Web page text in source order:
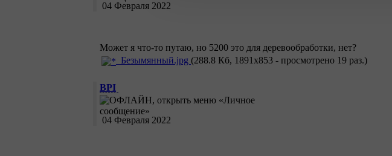
04 Февраля 2022
Может я что-то путаю, но 5200 это для деревообработки, нет?
Безымянный.jpg (288.8 Кб, 1891x853 - просмотрено 19 раз.)
BPI
04 Февраля 2022